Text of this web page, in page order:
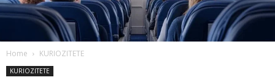
Home KURIOZITETE
KURIOZITETE